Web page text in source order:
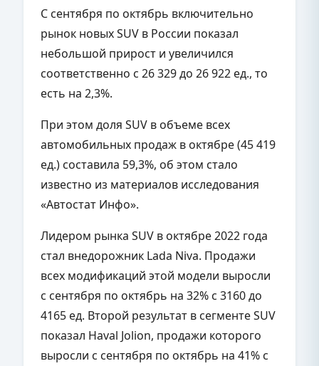
С сентября по октябрь включительно
рынок новых SUV в России показал
небольшой прирост и увеличился
соответственно с 26 329 до 26 922 ед., то
есть на 2,3%.
При этом доля SUV в объеме всех
автомобильных продаж в октябре (45 419
ед.) составила 59,3%, об этом стало
известно из материалов исследования
«Автостат Инфо».
Лидером рынка SUV в октябре 2022 года
стал внедорожник Lada Niva. Продажи
всех модификаций этой модели выросли
с сентября по октябрь на 32% с 3160 до
4165 ед. Второй результат в сегменте SUV
показал Haval Jolion, продажи которого
выросли с сентября по октябрь на 41% с